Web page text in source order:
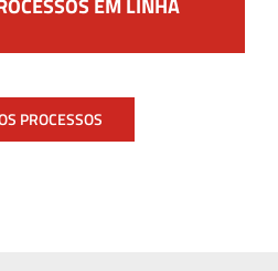
PROCESSOS